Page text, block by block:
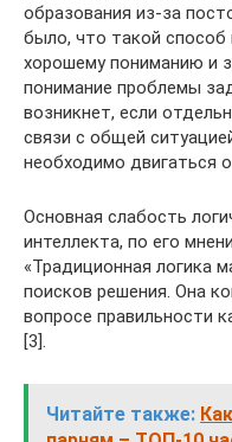
образования из-за
было, что такой способ
хорошему пониманию и
понимание проблемы
возникнет, если
связи с общей
необходимо двигаться
Основная слабость
интеллекта, по его
«Традиционная логика
поисков решения. Она
вопросе правильности
[3].
Читайте также: